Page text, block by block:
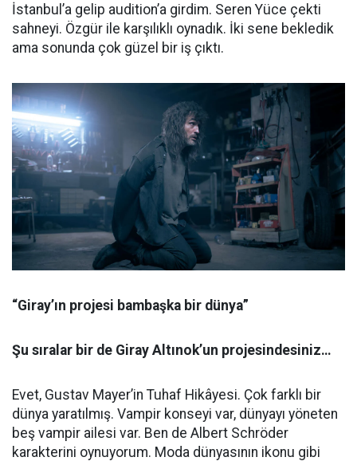
İstanbul’a gelip audition’a girdim. Seren Yüce çekti
sahneyi. Özgür ile karşılıklı oynadık. İki sene bekledik
ama sonunda çok güzel bir iş çıktı.
“Giray’ın projesi bambaşka bir dünya”
Şu sıralar bir de Giray Altınok’un projesindesiniz…
Evet, Gustav Mayer’in Tuhaf Hikâyesi. Çok farklı bir
dünya yaratılmış. Vampir konseyi var, dünyayı yöneten
beş vampir ailesi var. Ben de Albert Schröder
karakterini oynuyorum. Moda dünyasının ikonu gibi